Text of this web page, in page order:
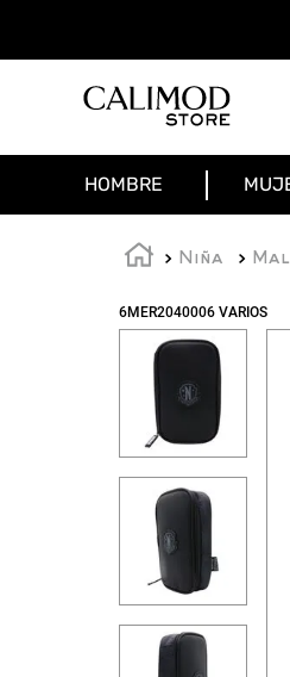
HOMBRE
Niña
6MER2040006 VARIOS